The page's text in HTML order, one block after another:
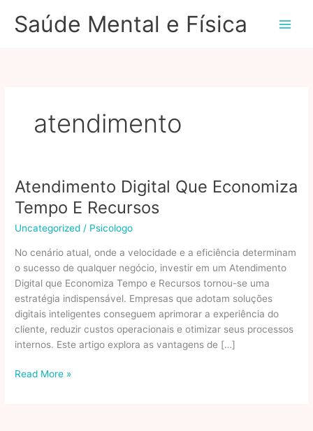
paraSaúde Mental e Física
atendimento
Atendimento Digital Que Economiza
Tempo E Recursos
Uncategorized / Psicologo
No cenário atual, onde a velocidade e a eficiência determinam
o sucesso de qualquer negócio, investir em um Atendimento
Digital que Economiza Tempo e Recursos tornou-se uma
estratégia indispensável. Empresas que adotam soluções
digitais inteligentes conseguem aprimorar a experiência do
cliente, reduzir custos operacionais e otimizar seus processos
internos. Este artigo explora as vantagens de […]
Atendimento
Read More »